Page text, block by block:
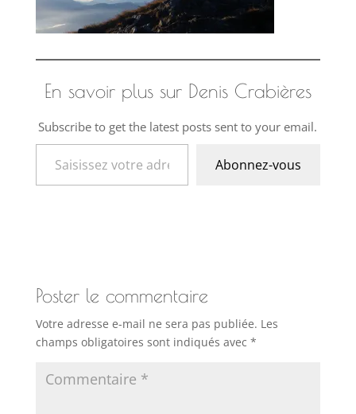
En savoir plus sur Denis Crabières
Subscribe to get the latest posts sent to your email.
Saisissez votre adresse e-mail…
Abonnez-vous
Poster le commentaire
Votre adresse e-mail ne sera pas publiée. Les
champs obligatoires sont indiqués avec *